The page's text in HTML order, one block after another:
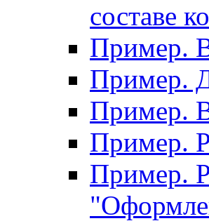
составе
Пример.
Пример.
Пример.
Пример.
Пример.